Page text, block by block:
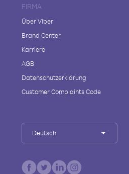
FIRMA
Über Viber
Brand Center
Karriere
AGB
Datenschutzerklärung
Customer Complaints Code
Deutsch